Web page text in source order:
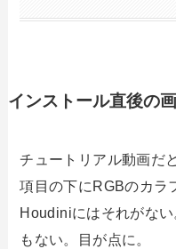
インストール直後の
チュートリアル動画だ
項目の下にRGBのカラ
Houdiniにはそれがな
もない。目が点に。